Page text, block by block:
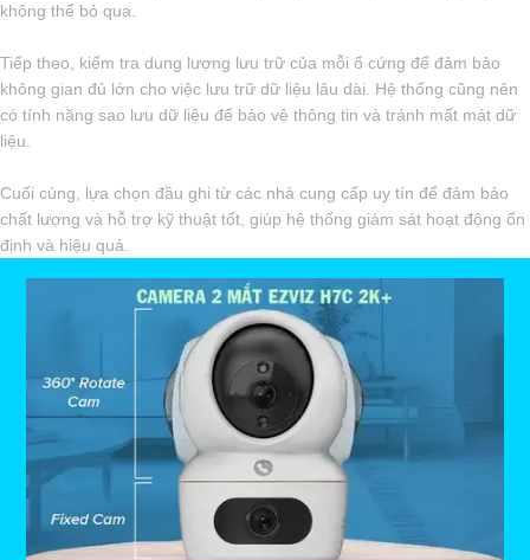
không thể bỏ qua.
Tiếp theo, kiểm tra dung lượng lưu trữ của mỗi ổ cứng để đảm bảo
không gian đủ lớn cho việc lưu trữ dữ liệu lâu dài. Hệ thống cũng nên
có tính năng sao lưu dữ liệu để bảo vệ thông tin và tránh mất mát dữ
liệu.
Cuối cùng, lựa chọn đầu ghi từ các nhà cung cấp uy tín để đảm bảo
chất lượng và hỗ trợ kỹ thuật tốt, giúp hệ thống giám sát hoạt động ổn
định và hiệu quả.